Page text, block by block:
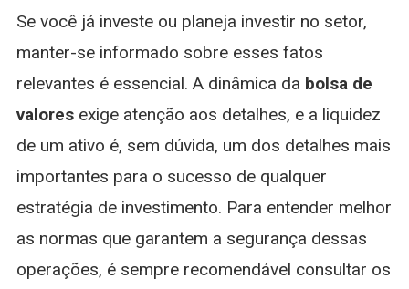
Se você já investe ou planeja investir no setor,
manter-se informado sobre esses fatos
relevantes é essencial. A dinâmica da bolsa de
valoresexige atenção aos detalhes, e a liquidez
de um ativo é, sem dúvida, um dos detalhes mais
importantes para o sucesso de qualquer
estratégia de investimento. Para entender melhor
as normas que garantem a segurança dessas
operações, é sempre recomendável consultar os